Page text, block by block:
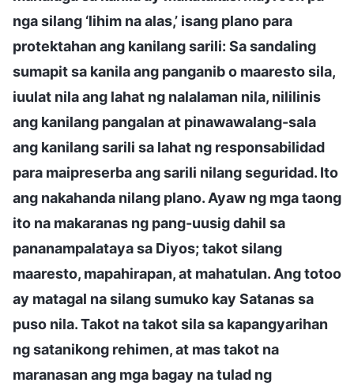
nga silang ‘lihim na alas,’ isang plano para
protektahan ang kanilang sarili: Sa sandaling
sumapit sa kanila ang panganib o maaresto sila,
iuulat nila ang lahat ng nalalaman nila, nililinis
ang kanilang pangalan at pinawawalang-sala
ang kanilang sarili sa lahat ng responsabilidad
para maipreserba ang sarili nilang seguridad. Ito
ang nakahanda nilang plano. Ayaw ng mga taong
ito na makaranas ng pang-uusig dahil sa
pananampalataya sa Diyos; takot silang
maaresto, mapahirapan, at mahatulan. Ang totoo
ay matagal na silang sumuko kay Satanas sa
puso nila. Takot na takot sila sa kapangyarihan
ng satanikong rehimen, at mas takot na
maranasan ang mga bagay na tulad ng